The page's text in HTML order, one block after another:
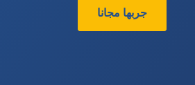
جربها مجانا